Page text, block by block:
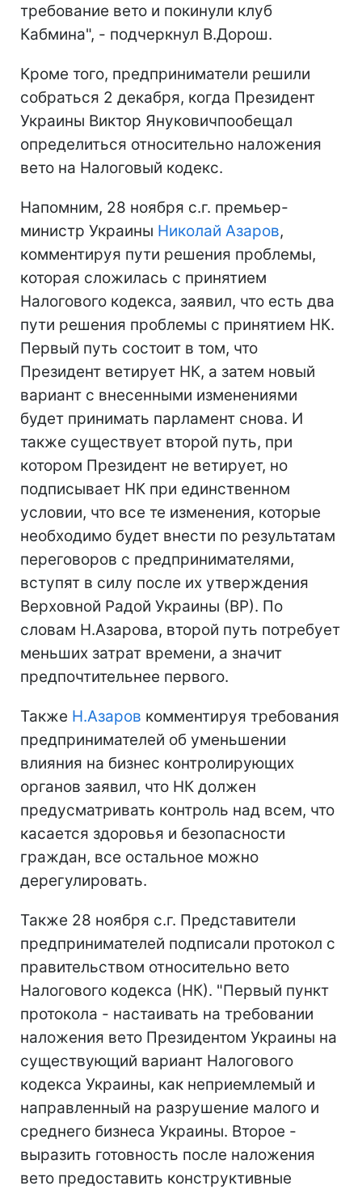
требование вето и покинули клуб
Кабмина", - подчеркнул В.Дорош.
Кроме того, предприниматели решили
собраться 2 декабря, когда Президент
Украины Виктор Януковичпообещал
определиться относительно наложения
вето на Налоговый кодекс.
Напомним, 28 ноября с.г. премьер-
министр Украины Николай Азаров,
комментируя пути решения проблемы,
которая сложилась с принятием
Налогового кодекса, заявил, что есть два
пути решения проблемы с принятием НК.
Первый путь состоит в том, что
Президент ветирует НК, а затем новый
вариант с внесенными изменениями
будет принимать парламент снова. И
также существует второй путь, при
котором Президент не ветирует, но
подписывает НК при единственном
условии, что все те изменения, которые
необходимо будет внести по результатам
переговоров с предпринимателями,
вступят в силу после их утверждения
Верховной Радой Украины (ВР). По
словам Н.Азарова, второй путь потребует
меньших затрат времени, а значит
предпочтительнее первого.
Также Н.Азаров комментируя требования
предпринимателей об уменьшении
влияния на бизнес контролирующих
органов заявил, что НК должен
предусматривать контроль над всем, что
касается здоровья и безопасности
граждан, все остальное можно
дерегулировать.
Также 28 ноября с.г. Представители
предпринимателей подписали протокол с
правительством относительно вето
Налогового кодекса (НК). "Первый пункт
протокола - настаивать на требовании
наложения вето Президентом Украины на
существующий вариант Налогового
кодекса Украины, как неприемлемый и
направленный на разрушение малого и
среднего бизнеса Украины. Второе -
выразить готовность после наложения
вето предоставить конструктивные